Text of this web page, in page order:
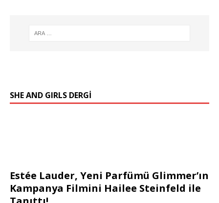
SHE AND GIRLS DERGİ
Estée Lauder, Yeni Parfümü Glimmer’ın
Kampanya Filmini Hailee Steinfeld ile